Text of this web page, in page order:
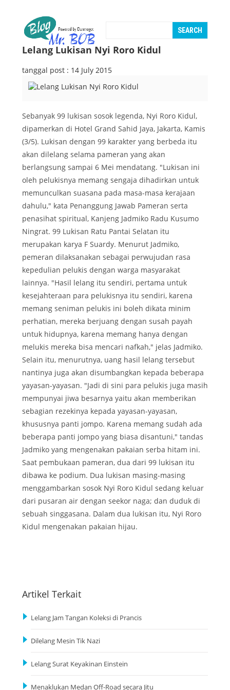
Lelang Lukisan Nyi Roro Kidul
tanggal post : 14 July 2015
Sebanyak 99 lukisan sosok legenda, Nyi Roro Kidul,
dipamerkan di Hotel Grand Sahid Jaya, Jakarta, Kamis
(3/5). Lukisan dengan 99 karakter yang berbeda itu
akan dilelang selama pameran yang akan
berlangsung sampai 6 Mei mendatang. "Lukisan ini
oleh pelukisnya memang sengaja dihadirkan untuk
memunculkan suasana pada masa-masa kerajaan
dahulu," kata Penanggung Jawab Pameran serta
penasihat spiritual, Kanjeng Jadmiko Radu Kusumo
Ningrat. 99 Lukisan Ratu Pantai Selatan itu
merupakan karya F Suardy. Menurut Jadmiko,
pemeran dilaksanakan sebagai perwujudan rasa
kepedulian pelukis dengan warga masyarakat
lainnya. "Hasil lelang itu sendiri, pertama untuk
kesejahteraan para pelukisnya itu sendiri, karena
memang seniman pelukis ini boleh dikata minim
perhatian, mereka berjuang dengan susah payah
untuk hidupnya, karena memang hanya dengan
melukis mereka bisa mencari nafkah," jelas Jadmiko.
Selain itu, menurutnya, uang hasil lelang tersebut
nantinya juga akan disumbangkan kepada beberapa
yayasan-yayasan. "Jadi di sini para pelukis juga masih
mempunyai jiwa besarnya yaitu akan memberikan
sebagian rezekinya kepada yayasan-yayasan,
khususnya panti jompo. Karena memang sudah ada
beberapa panti jompo yang biasa disantuni," tandas
Jadmiko yang mengenakan pakaian serba hitam ini.
Saat pembukaan pameran, dua dari 99 lukisan itu
dibawa ke podium. Dua lukisan masing-masing
menggambarkan sosok Nyi Roro Kidul sedang keluar
dari pusaran air dengan seekor naga; dan duduk di
sebuah singgasana. Dalam dua lukisan itu, Nyi Roro
Kidul mengenakan pakaian hijau.
Artikel Terkait
Lelang Jam Tangan Koleksi di Prancis
Dilelang Mesin Tik Nazi
Lelang Surat Keyakinan Einstein
Menaklukan Medan Off-Road secara Jitu